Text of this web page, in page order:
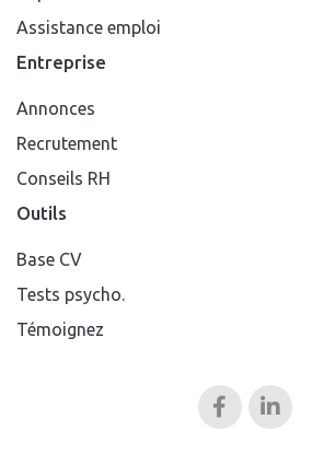
Assistance emploi
Entreprise
Annonces
Recrutement
Conseils RH
Outils
Base CV
Tests psycho.
Témoignez